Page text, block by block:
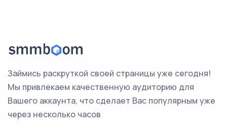
Займись раскруткой своей страницы уже сегодня!
Мы привлекаем качественную аудиторию для
Вашего аккаунта, что сделает Вас популярным уже
через несколько часов